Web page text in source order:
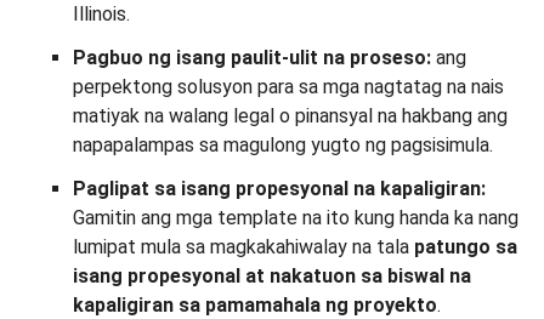
Illinois.
Pagbuo ng isang paulit-ulit na proseso: ang
perpektong solusyon para sa mga nagtatag na nais
matiyak na walang legal o pinansyal na hakbang ang
napapalampas sa magulong yugto ng pagsisimula.
Paglipat sa isang propesyonal na kapaligiran:
Gamitin ang mga template na ito kung handa ka nang
lumipat mula sa magkakahiwalay na tala patungo sa
isang propesyonal at nakatuon sa biswal na
kapaligiran sa pamamahala ng proyekto.